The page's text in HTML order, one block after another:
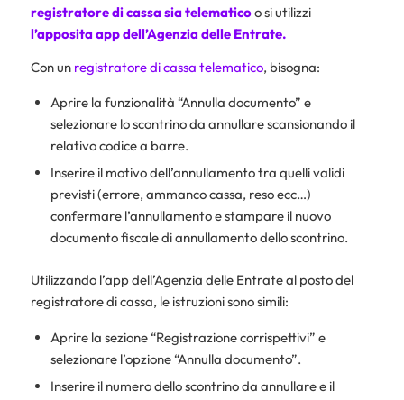
registratore di cassa sia telematicoo si utilizzi
l’apposita app dell’Agenzia delle Entrate.
Con un registratore di cassa telematico, bisogna:
Aprire la funzionalità “Annulla documento” e
selezionare lo scontrino da annullare scansionando il
relativo codice a barre.
Inserire il motivo dell’annullamento tra quelli validi
previsti (errore, ammanco cassa, reso ecc…)
confermare l’annullamento e stampare il nuovo
documento fiscale di annullamento dello scontrino.
Utilizzando l’app dell’Agenzia delle Entrate al posto del
registratore di cassa, le istruzioni sono simili:
Aprire la sezione “Registrazione corrispettivi” e
selezionare l’opzione “Annulla documento”.
Inserire il numero dello scontrino da annullare e il